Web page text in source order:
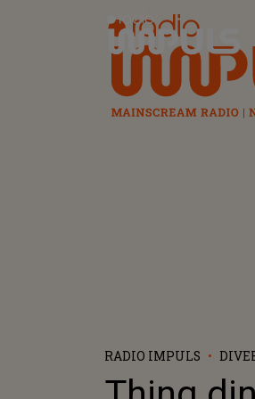
Radio Impuls
RADIO IMPULS